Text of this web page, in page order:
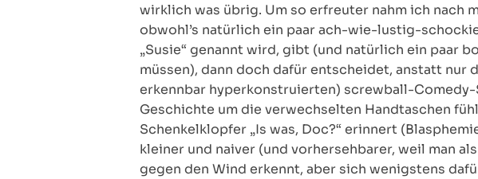
wirklich was übrig. Um so erfreuter nahm ich nach
obwohl’s natürlich ein paar ach-wie-lustig-
„Susie“ genannt wird, gibt (und natürlich ein paar
müssen), dann doch dafür entscheidet, anstatt nur
erkennbar hyperkonstruierten) screwball-
Geschichte um die verwechselten Handtaschen
Schenkelklopfer „Is was, Doc?“ erinnert
kleiner und naiver (und vorhersehbarer, weil man
gegen den Wind erkennt, aber sich wenigstens